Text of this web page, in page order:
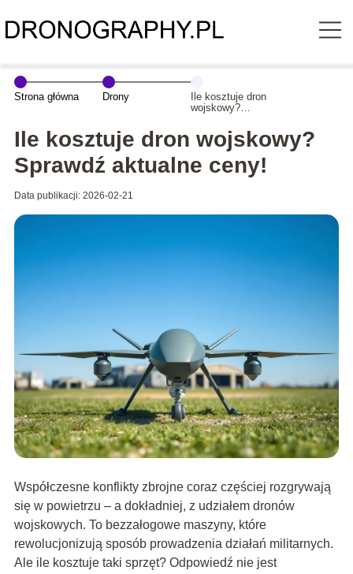
Strona główna Drony
Ile kosztuje dron
wojskowy?
aktualne ceny!
Ile kosztuje dron wojskowy?
Sprawdź aktualne ceny!
Data publikacji: 2026-02-21
Współczesne konflikty zbrojne coraz częściej rozgrywają
się w powietrzu – a dokładniej, z udziałem dronów
wojskowych. To bezzałogowe maszyny, które
rewolucjonizują sposób prowadzenia działań militarnych.
Ale ile kosztuje taki sprzęt? Odpowiedź nie jest